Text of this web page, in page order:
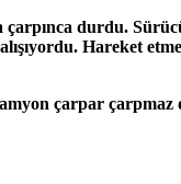
durdu.
Hareket
çarpar çarpmaz